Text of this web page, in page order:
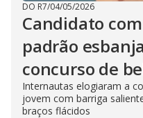
DO R7/04/05/2026
Candidato
padrão
concurso de
Internautas elogiaram a
jovem com barriga
braços flácidos